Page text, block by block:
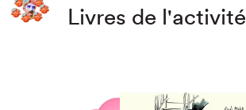
Livres de l'activité